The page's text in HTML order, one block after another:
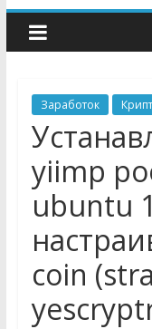
Заработок
yiimp
ubuntu
coin